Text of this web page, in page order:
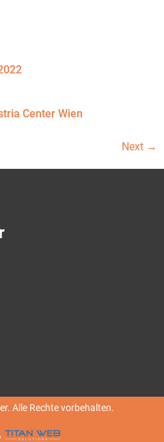
Center Wien
Next →
Alle Rechte vorbehalten.